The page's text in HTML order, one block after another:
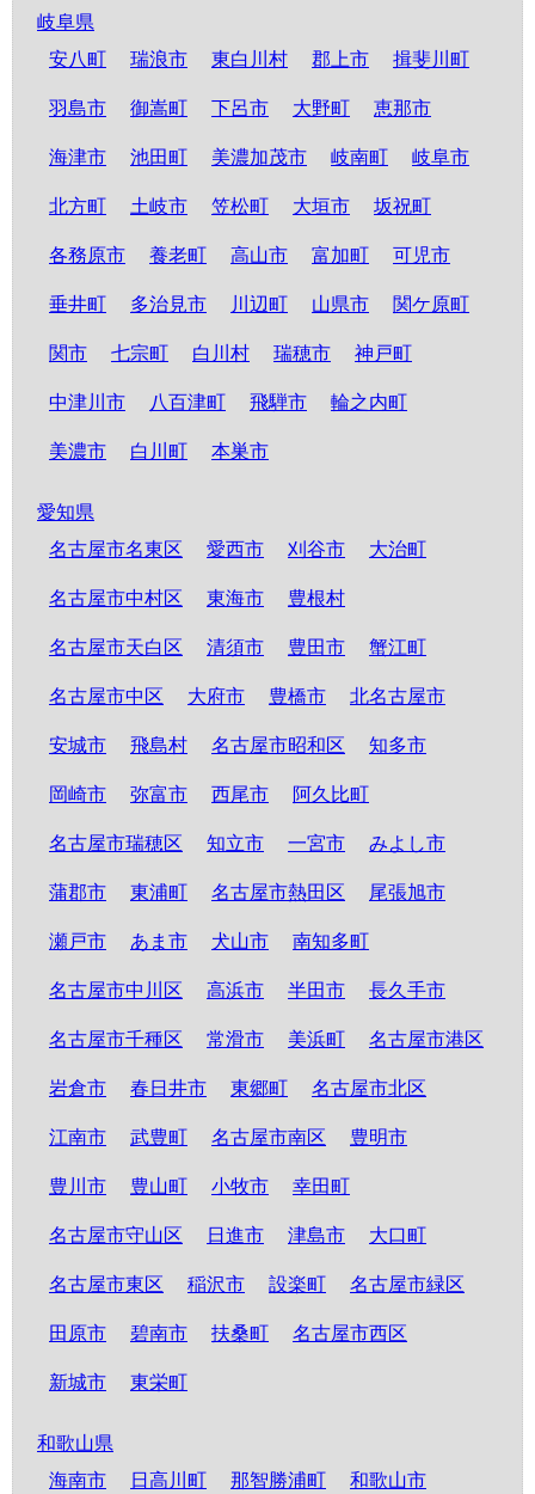
岐阜県
安八町
瑞浪市 東白川村 郡上市 揖斐川町
羽島市 御嵩町 下呂市 大野町 恵那市
海津市 池田町 美濃加茂市 岐南町 岐阜市
北方町 土岐市 笠松町 大垣市 坂祝町
各務原市 養老町 高山市 富加町 可児市
垂井町 多治見市 川辺町 山県市 関ケ原町
関市 七宗町 白川村 瑞穂市 神戸町
中津川市 八百津町 飛騨市 輪之内町
美濃市 白川町 本巣市
愛知県
名古屋市名東区
愛西市 刈谷市 大治町
名古屋市中村区 東海市 豊根村
名古屋市天白区 清須市 豊田市 蟹江町
名古屋市中区 大府市 豊橋市 北名古屋市
安城市 飛島村 名古屋市昭和区 知多市
岡崎市 弥富市 西尾市 阿久比町
名古屋市瑞穂区 知立市 一宮市 みよし市
蒲郡市 東浦町 名古屋市熱田区 尾張旭市
瀬戸市 あま市 犬山市 南知多町
名古屋市中川区 高浜市 半田市 長久手市
名古屋市千種区 常滑市 美浜町 名古屋市港区
岩倉市 春日井市 東郷町 名古屋市北区
江南市 武豊町 名古屋市南区 豊明市
豊川市 豊山町 小牧市 幸田町
名古屋市守山区 日進市 津島市 大口町
名古屋市東区 稲沢市 設楽町 名古屋市緑区
田原市 碧南市 扶桑町 名古屋市西区
新城市 東栄町
和歌山県
海南市
日高川町 那智勝浦町 和歌山市